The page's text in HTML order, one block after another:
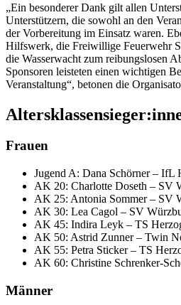
„Ein besonderer Dank gilt allen
Unterstützern, die sowohl an den
der Vorbereitung im Einsatz waren.
Hilfswerk, die Freiwillige Feuerwehr
die Wasserwacht zum reibungslosen
Sponsoren leisteten einen wichtigen
Veranstaltung“, betonen die
Frauen
Jugend A: Dana Schörner – IfL
AK 20: Charlotte Doseth – SV
AK 25: Antonia Sommer – SV
AK 30: Lea Cagol – SV
AK 45: Indira Leyk – TS
AK 50: Astrid Zunner – Twin
AK 55: Petra Sticker – TS
AK 60: Christine Schrenker-
Männer